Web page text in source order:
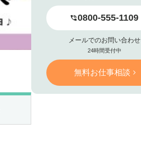
0800-555-1109
メールでのお問い合わせ
24時間受付中
無料お仕事相談